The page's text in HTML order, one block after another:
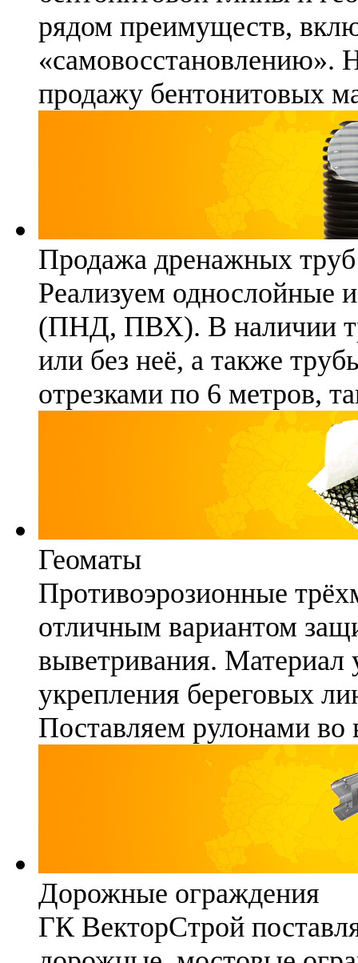
рядом преимуществ,
«самовосстановлению».
продажу бентонитовых
Продажа дренажных труб
Реализуем однослойные
(ПНД, ПВХ). В наличии
или без неё, а также
отрезками по 6 метров,
Геоматы
Противоэрозионные
отличным вариантом
выветривания. Материал
укрепления береговых
Поставляем рулонами
Дорожные ограждения
ГК ВекторСтрой